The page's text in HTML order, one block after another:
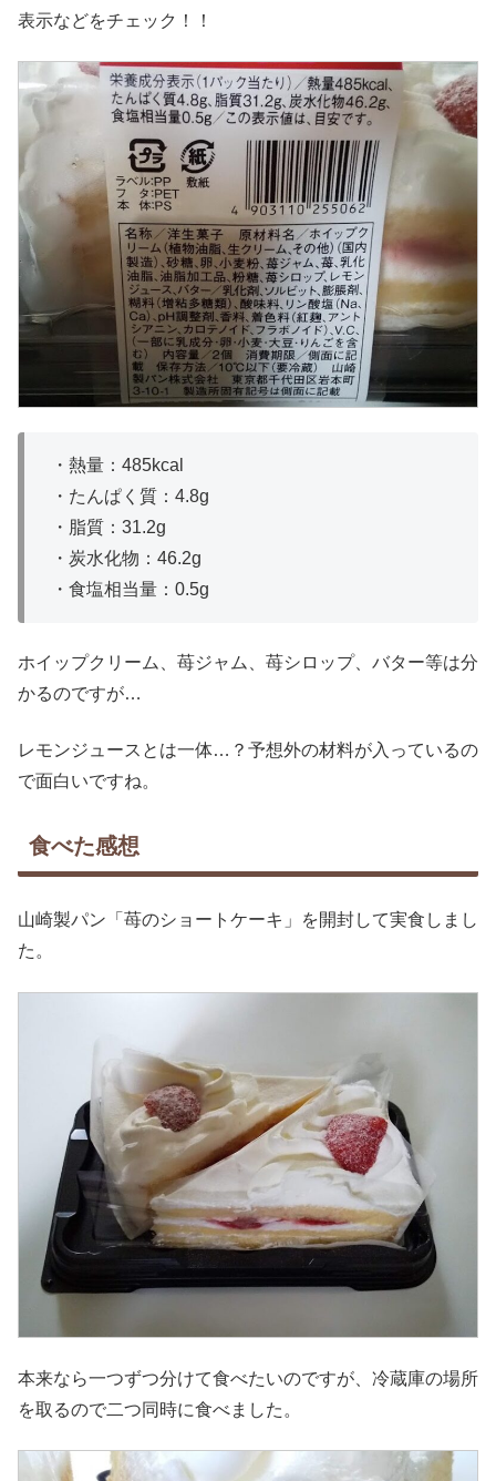
表示などをチェック！！
・熱量：485kcal
・たんぱく質：4.8g
・脂質：31.2g
・炭水化物：46.2g
・食塩相当量：0.5g
ホイップクリーム、苺ジャム、苺シロップ、バター等は分
かるのですが…
レモンジュースとは一体…？予想外の材料が入っているの
で面白いですね。
食べた感想
山崎製パン「苺のショートケーキ」を開封して実食しまし
た。
本来なら一つずつ分けて食べたいのですが、冷蔵庫の場所
を取るので二つ同時に食べました。